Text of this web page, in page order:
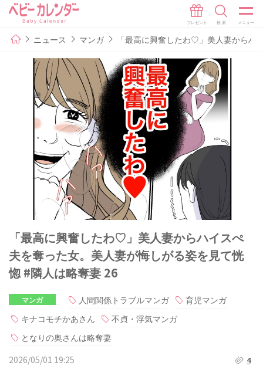
ニュース マンガ 「最高に興奮したわ♡」美人妻からハ
「最高に興奮したわ♡」美人妻からハイスぺ
夫を奪った女。美人妻が悔しがる姿を見て恍
惚 #隣人は略奪妻 26
マンガ 人間関係トラブルマンガ
育児マンガ
キナコモチかあさん
不貞・浮気マンガ
となりの奥さんは略奪妻
2026/05/01 19:25
4